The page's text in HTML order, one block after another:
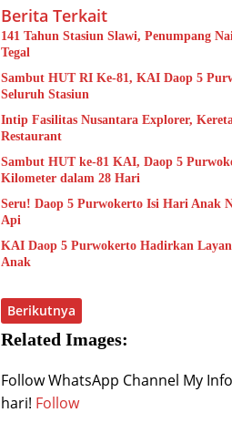
Berita Terkait
141 Tahun Stasiun Slawi, Penumpang
Tegal
Sambut HUT RI Ke-81, KAI Daop 5
Seluruh Stasiun
Intip Fasilitas Nusantara Explorer,
Restaurant
Sambut HUT ke-81 KAI, Daop 5
Kilometer dalam 28 Hari
Seru! Daop 5 Purwokerto Isi Hari Anak
Api
KAI Daop 5 Purwokerto Hadirkan
Anak
Berikutnya
Related Images:
Follow WhatsApp Channel My
hari! Follow